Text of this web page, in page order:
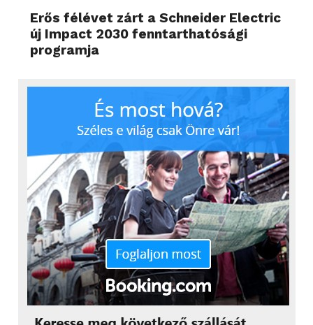
Erős félévet zárt a Schneider Electric
új Impact 2030 fenntarthatósági
programja